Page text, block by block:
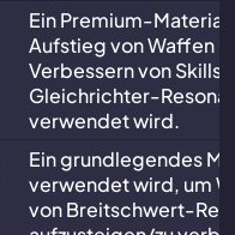
Ein Premium-
Aufstieg von Waffen
Verbessern von Skills
Gleichrichter-
verwendet wird.
Ein grundlegendes
verwendet wird, um
von Breitschwert-